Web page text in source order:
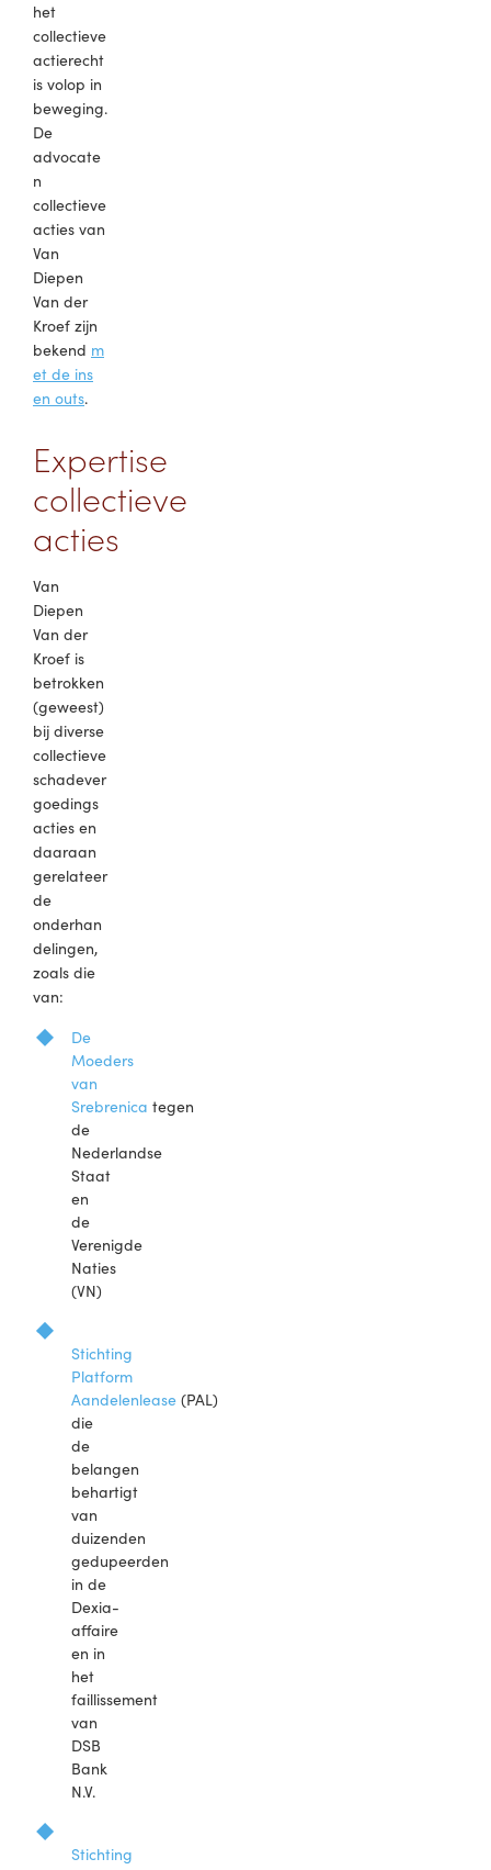
het
collectieve
actierecht
is volop in
beweging.
De
advocate
n
collectieve
acties van
Van
Diepen
Van der
Kroef zijn
bekend m
et de ins
en outs.
Expertise
collectieve
acties
Van
Diepen
Van der
Kroef is
betrokken
(geweest)
bij diverse
collectieve
schadever
goedings
acties en
daaraan
gerelateer
de
onderhan
delingen,
zoals die
van:
De
Moeders
van
Srebrenica tegen
de
Nederlandse
Staat
en
de
Verenigde
Naties
(VN)
Stichting
Platform
Aandelenlease (PAL)
die
de
belangen
behartigt
van
duizenden
gedupeerden
in de
Dexia-
affaire
en in
het
faillissement
van
DSB
Bank
N.V.
Stichting